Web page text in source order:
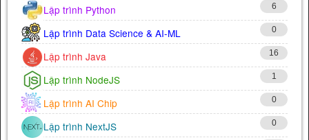
Lập trình Python 6
Lập trình Data Science & AI-ML 0
Lập trình Java 16
Lập trình NodeJS 1
Lập trình AI Chip 0
Lập trình NextJS 0